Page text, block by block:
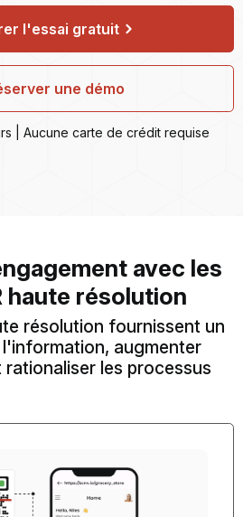
l'essai gratuit
une démo
| Aucune carte de crédit requise
avec les
haute résolution
résolution fournissent un
augmenter
les processus